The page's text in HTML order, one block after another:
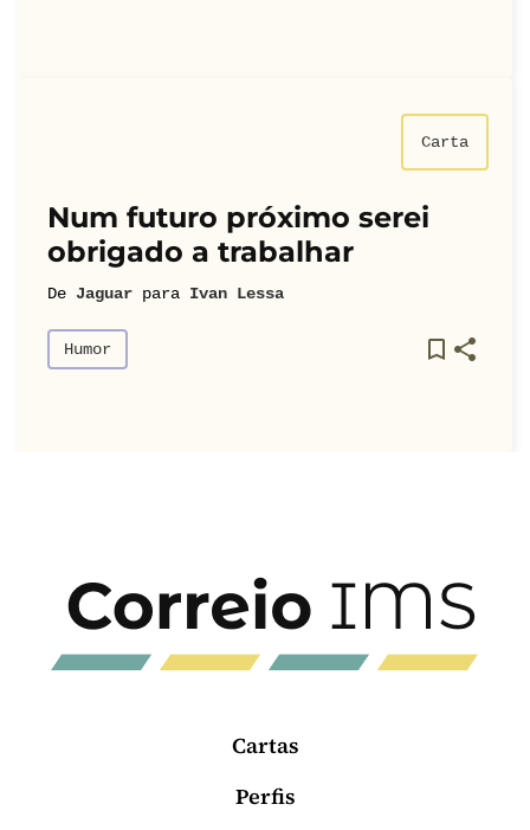
Carta
Num futuro próximo serei
obrigado a trabalhar
De Jaguar para Ivan Lessa
Humor
Cartas
Perfis